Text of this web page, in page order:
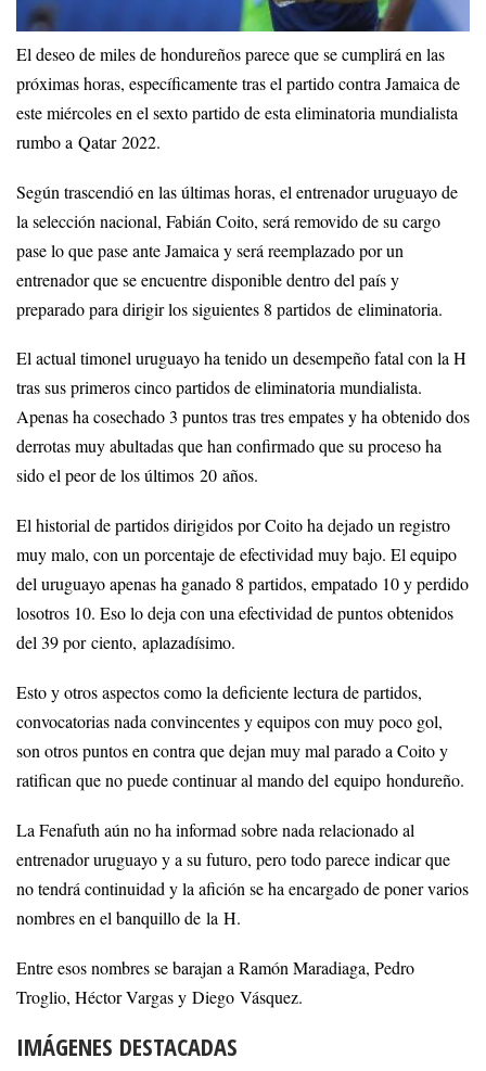
El deseo de miles de hondureños parece que se cumplirá en las
próximas horas, específicamente tras el partido contra Jamaica de
este miércoles en el sexto partido de esta eliminatoria mundialista
rumbo a Qatar 2022.
Según trascendió en las últimas horas, el entrenador uruguayo de
la selección nacional, Fabián Coito, será removido de su cargo
pase lo que pase ante Jamaica y será reemplazado por un
entrenador que se encuentre disponible dentro del país y
preparado para dirigir los siguientes 8 partidos de eliminatoria.
El actual timonel uruguayo ha tenido un desempeño fatal con la H
tras sus primeros cinco partidos de eliminatoria mundialista.
Apenas ha cosechado 3 puntos tras tres empates y ha obtenido dos
derrotas muy abultadas que han confirmado que su proceso ha
sido el peor de los últimos 20 años.
El historial de partidos dirigidos por Coito ha dejado un registro
muy malo, con un porcentaje de efectividad muy bajo. El equipo
del uruguayo apenas ha ganado 8 partidos, empatado 10 y perdido
losotros 10. Eso lo deja con una efectividad de puntos obtenidos
del 39 por ciento, aplazadísimo.
Esto y otros aspectos como la deficiente lectura de partidos,
convocatorias nada convincentes y equipos con muy poco gol,
son otros puntos en contra que dejan muy mal parado a Coito y
ratifican que no puede continuar al mando del equipo hondureño.
La Fenafuth aún no ha informad sobre nada relacionado al
entrenador uruguayo y a su futuro, pero todo parece indicar que
no tendrá continuidad y la afición se ha encargado de poner varios
nombres en el banquillo de la H.
Entre esos nombres se barajan a Ramón Maradiaga, Pedro
Troglio, Héctor Vargas y Diego Vásquez.
IMÁGENES DESTACADAS